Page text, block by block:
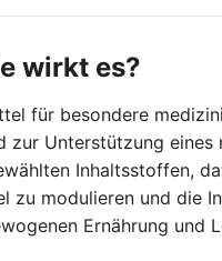
wirkt es?
für besondere
Unterstützung
Inhaltsstoffen,
zu modulieren und die
Ernährung